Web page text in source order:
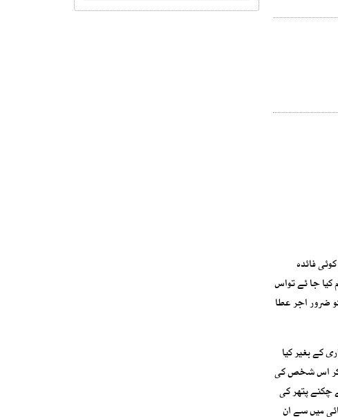
فائدہ
کیا جا ئے تواس
ضرور اجر عطا
کے بغیر کیا
کر اس شخص کی
چکنے پتھر کی